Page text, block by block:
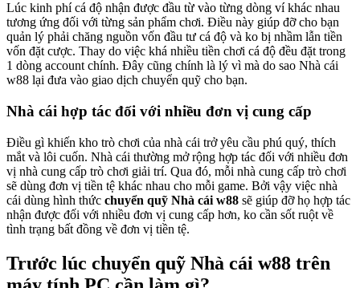
Lúc kinh phí cá độ nhận được đầu từ vào từng dòng ví khác nhau
tương ứng đối với từng sản phẩm chơi. Điều này giúp đỡ cho bạn
quản lý phải chăng nguồn vốn đầu tư cá độ và ko bị nhầm lẫn tiền
vốn đặt cược. Thay do việc khá nhiều tiền chơi cá độ đều đặt trong
1 dòng account chính. Đây cũng chính là lý vì mà do sao Nhà cái
w88 lại đưa vào giao dịch chuyển quỹ cho bạn.
Nhà cái hợp tác đối với nhiều đơn vị cung cấp
Điều gì khiến kho trò chơi của nhà cái trở yêu cầu phú quý, thích
mắt và lôi cuốn. Nhà cái thường mở rộng hợp tác đối với nhiều đơn
vị nhà cung cấp trò chơi giải trí. Qua đó, mỗi nhà cung cấp trò chơi
sẽ dùng đơn vị tiền tệ khác nhau cho mỗi game. Bởi vậy việc nhà
cái dùng hình thức chuyển quỹ Nhà cái w88 sẽ giúp đỡ họ hợp tác
nhận được đối với nhiều đơn vị cung cấp hơn, ko cần sốt ruột về
tình trạng bất đồng về đơn vị tiền tệ.
Trước lúc chuyển quỹ Nhà cái w88 trên